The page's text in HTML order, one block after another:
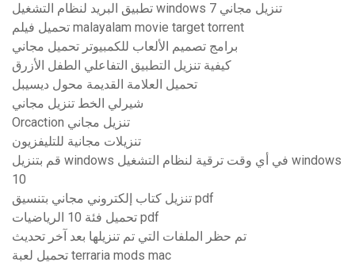
تطبيق البريد لنظام التشغيل windows 7 تنزيل مجاني
تحميل فيلم malayalam movie target torrent
برامج تصميم الألعاب للكمبيوتر تحميل مجاني
كيفية تنزيل التطبيق التفاعلي الطفل الأزرق
تحميل العلامة القديمة محول ديسيبل
شيرلي الخط تنزيل مجاني
Orcaction تنزيل مجاني
تنزيلات مجانية للتليفزيون
قم بتنزيل windows في أي وقت ترقية لنظام التشغيل windows
10
تنزيل كتاب إلكتروني مجاني بتنسيق pdf
تحميل فئة 10 الرياضيات pdf
تم حظر الملفات التي تم تنزيلها بعد آخر تحديث
تحميل لعبة terraria mods mac